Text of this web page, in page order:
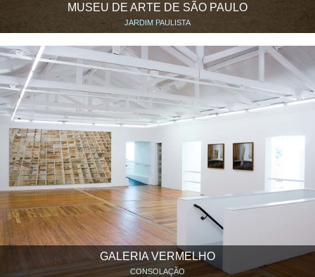
MUSEU DE ARTE DE SÃO PAULO
JARDIM PAULISTA
GALERIA VERMELHO
CONSOLAÇÃO